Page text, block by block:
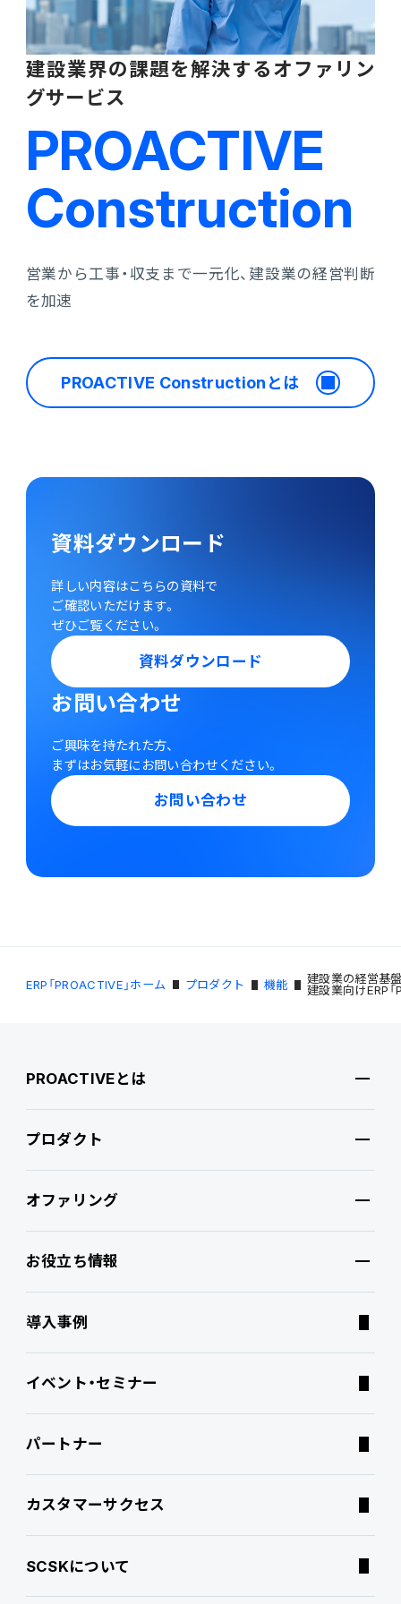
建設業界の課題を解決するオファリン
グサービス
PROACTIVE
Construction
営業から工事・収支まで一元化、建設業の経営判断
を加速
PROACTIVE Constructionとは
資料ダウンロード
詳しい内容はこちらの資料で
ご確認いただけます。
ぜひご覧ください。
資料ダウンロード
お問い合わせ
ご興味を持たれた方、
まずはお気軽にお問い合わせください。
お問い合わせ
ERP「PROACTIVE」ホーム プロダクト 機能
建設業の経営基
建設業向けERP
PROACTIVEとは
PROACTIVEとは
特長・選ばれる理由
ブランドコア
PROACTIVE AI
ATWILL Platform
プロダクト
プロダクト
機能
Fit to Standard
Best Practice
連携ソリューション
サポートサービス
オファリング
オファリング
業務特化型オファリング
業界特化型オファリング
経営課題別オファリング
お役立ち情報
お役立ち情報
資料ダウンロード
よくあるご質問
コラム
特集記事
導入事例
イベント・セミナー
パートナー
カスタマーサクセス
SCSKについて